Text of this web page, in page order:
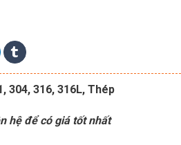
304, 316, 316L, Thép
hệ để có giá tốt nhất